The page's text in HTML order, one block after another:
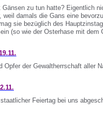
zu tun hatte? Eigentlich
weil damals die Gans eine
sie bezüglich des
(so wie der Osterhase mit dem
Opfer der Gewaltherrschaft aller
Feiertag bei uns